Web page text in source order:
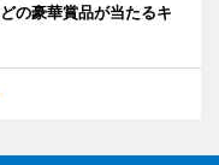
の豪華賞品が当たるキ